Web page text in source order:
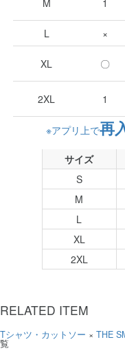
M 1
L ×
XL 〇
2XL 1
※アプリ上で再
サイズ
S
M
L
XL
2XL
RELATED ITEM
Tシャツ・カットソー × THE
覧